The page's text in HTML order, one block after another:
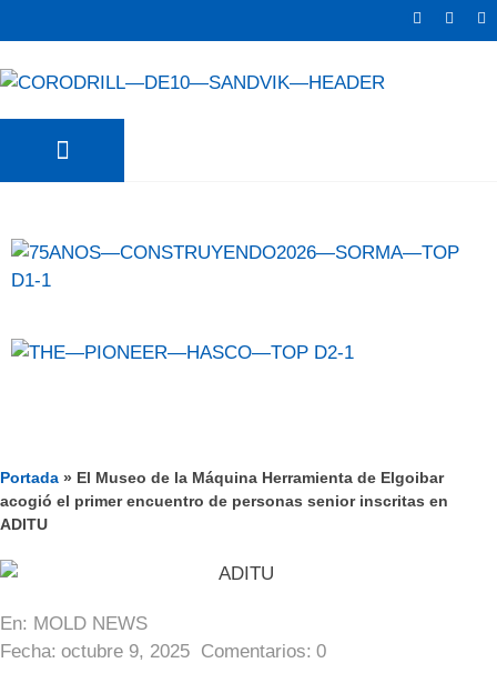
Portada » El Museo de la Máquina Herramienta de Elgoibar
acogió el primer encuentro de personas senior inscritas en
ADITU
En: MOLD NEWS
Fecha: octubre 9, 2025 Comentarios: 0